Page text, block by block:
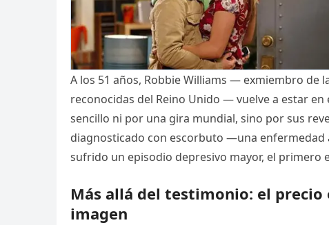
A los 51 años, Robbie Williams — exmiembro de
reconocidas del Reino Unido — vuelve a estar
sencillo ni por una gira mundial, sino por sus
diagnosticado con escorbuto —una enfermedad
sufrido un episodio depresivo mayor, el primero
Más allá del testimonio: el
imagen